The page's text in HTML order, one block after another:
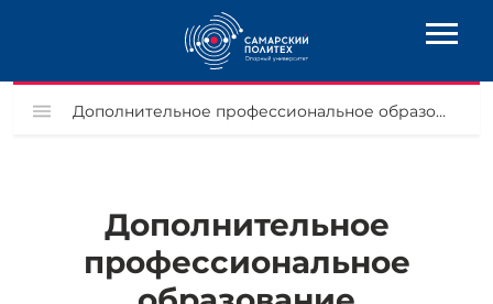
Дополнительное профессиональное образование
Дополнительное
профессиональное